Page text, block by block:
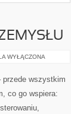
WYŁĄCZONA
przede wszystkim
co go wspiera: